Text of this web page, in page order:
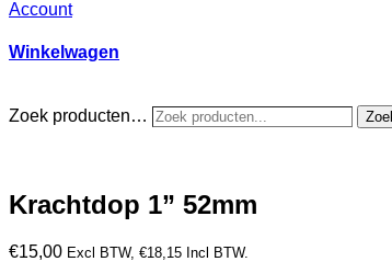
Account
Winkelwagen
Zoek producten…
Krachtdop 1” 52mm
€15,00 Excl BTW, €18,15 Incl BTW.